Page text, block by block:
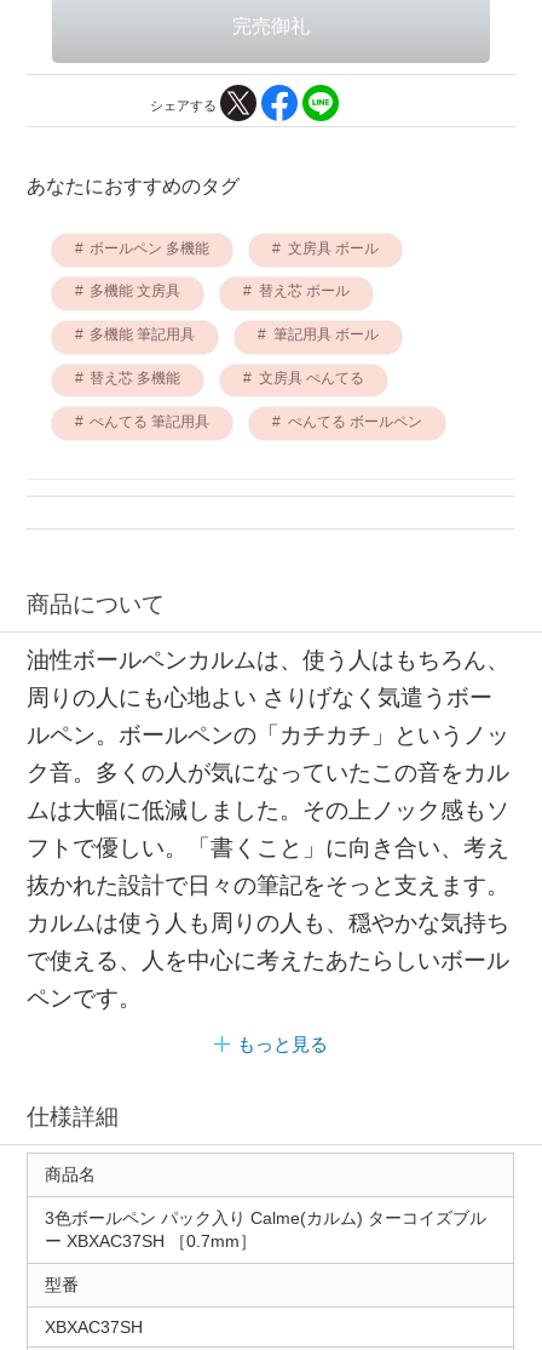
シェアする
あなたにおすすめのタグ
ボールペン 多機能 文房具 ボール
多機能 文房具 替え芯 ボール
多機能 筆記用具 筆記用具 ボール
替え芯 多機能 文房具 ぺんてる
ぺんてる 筆記用具 ぺんてる ボールペン
商品について
油性ボールペンカルムは、使う人はもちろん、
周りの人にも心地よい さりげなく気遣うボー
ルペン。ボールペンの「カチカチ」というノッ
ク音。多くの人が気になっていたこの音をカル
ムは大幅に低減しました。その上ノック感もソ
フトで優しい。「書くこと」に向き合い、考え
抜かれた設計で日々の筆記をそっと支えます。
カルムは使う人も周りの人も、穏やかな気持ち
で使える、人を中心に考えたあたらしいボール
ペンです。
もっと見る
仕様詳細
商品名
3色ボールペン パック入り Calme(カルム) ターコイズブル
ー XBXAC37SH ［0.7mm］
型番
XBXAC37SH